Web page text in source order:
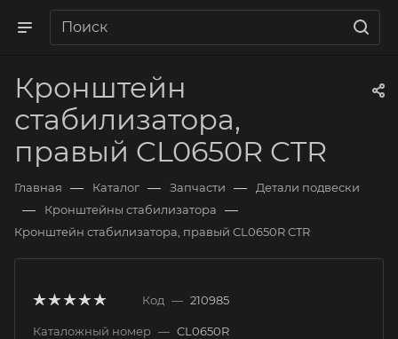
Кронштейн
стабилизатора,
правый CL0650R CTR
Главная — Каталог — Запчасти — Детали подвески
— Кронштейны стабилизатора —
Кронштейн стабилизатора, правый CL0650R CTR
Код — 210985
Каталожный номер — CL0650R